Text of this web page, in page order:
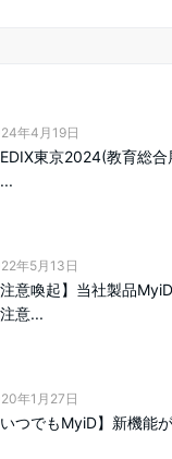
年4月19日
EDIX東京2024(教育総
年5月13日
注意喚起】当社製品
意...
年1月27日
いつでもMyiD】新機能